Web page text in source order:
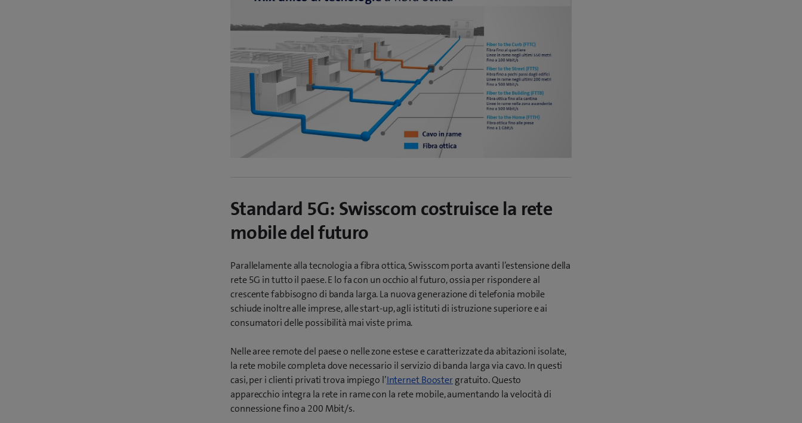
Standard 5G: Swisscom costruisce la rete
mobile del futuro
Parallelamente alla tecnologia a fibra ottica, Swisscom porta avanti l’estensione della
rete 5G in tutto il paese. E lo fa con un occhio al futuro, ossia per rispondere al
crescente fabbisogno di banda larga. La nuova generazione di telefonia mobile
schiude inoltre alle imprese, alle start-up, agli istituti di istruzione superiore e ai
consumatori delle possibilità mai viste prima.
Nelle aree remote del paese o nelle zone estese e caratterizzate da abitazioni isolate,
la rete mobile completa dove necessario il servizio di banda larga via cavo. In questi
casi, per i clienti privati trova impiego l’Internet Boostergratuito. Questo
apparecchio integra la rete in rame con la rete mobile, aumentando la velocità di
connessione fino a 200 Mbit/s.